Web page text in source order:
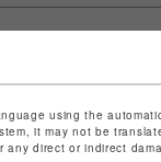
ビーバー
名古屋PARCO
using the
it may not be
direct or indirect